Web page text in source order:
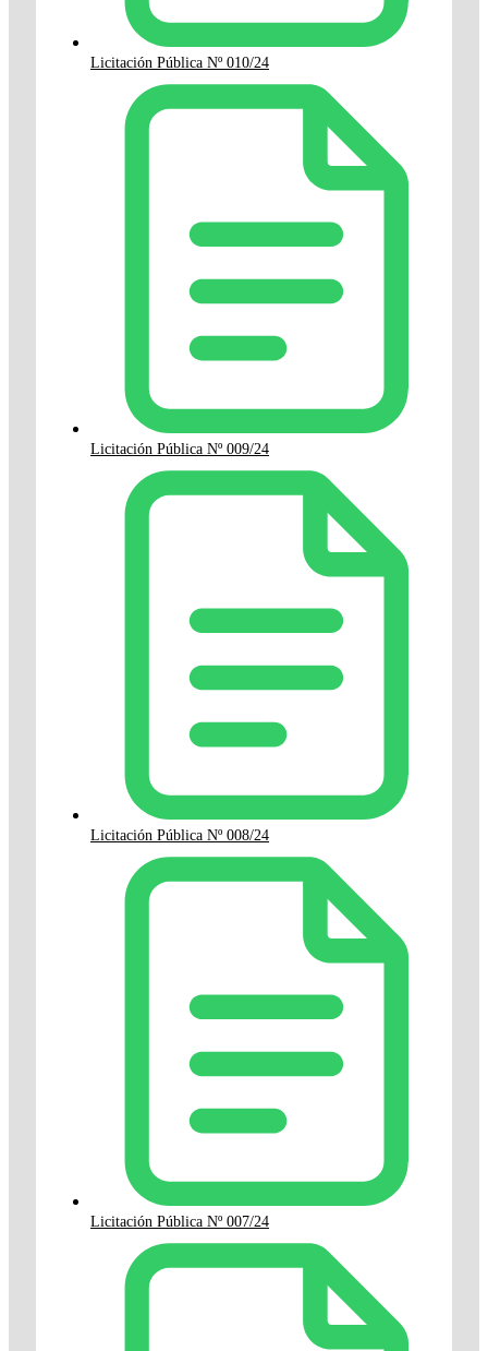
Licitación Pública Nº 010/24
Licitación Pública Nº 009/24
Licitación Pública Nº 008/24
Licitación Pública Nº 007/24